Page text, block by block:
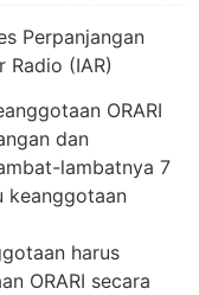
Perpanjangan
Radio (IAR)
ORARI
dan
lambatnya 7
keanggotaan
harus
ORARI secara